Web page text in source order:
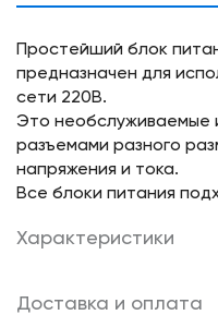
Простейший блок
предназначен для
сети 220В.
Это необслуживаемые
разъемами разного
напряжения и тока.
Все блоки питания
Характеристики
Доставка и оплата